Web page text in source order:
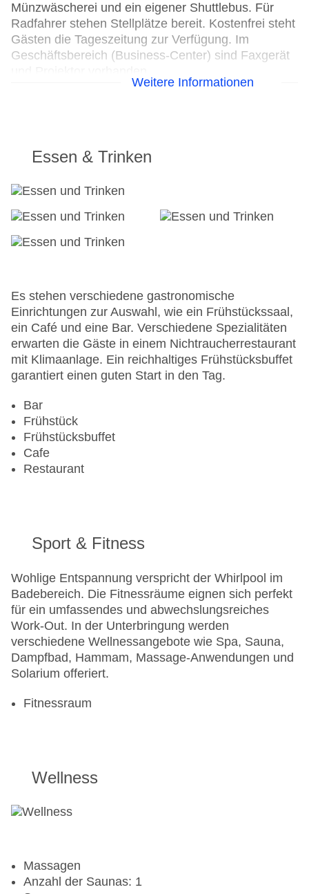
Münzwäscherei und ein eigener Shuttlebus. Für
Radfahrer stehen Stellplätze bereit. Kostenfrei steht
Gästen die Tageszeitung zur Verfügung. Im
Geschäftsbereich (Business-Center) sind Faxgerät
Check-out bis: 12:00:00
Konferenzraum
Hoteleröffnung: 1986
Hotelsafe
Letzte umfassende Renovierung: 2007
Haustiere
Haustiere auf Anfrage: gegen Gebühr
Zimmerservice
Gesamtanzahl der Stockwerke: 5
Gesamtanzahl der Zimmer: 47
Zahlungsarten: American Express, Diners Club,
Landeskategorie: 4 Sterne
Weitere Informationen
Essen & Trinken
Es stehen verschiedene gastronomische
Einrichtungen zur Auswahl, wie ein Frühstückssaal,
ein Café und eine Bar. Verschiedene Spezialitäten
erwarten die Gäste in einem Nichtraucherrestaurant
mit Klimaanlage. Ein reichhaltiges Frühstücksbuffet
garantiert einen guten Start in den Tag.
Bar
Frühstück
Frühstücksbuffet
Cafe
Restaurant
Sport & Fitness
Wohlige Entspannung verspricht der Whirlpool im
Badebereich. Die Fitnessräume eignen sich perfekt
für ein umfassendes und abwechslungsreiches
Work-Out. In der Unterbringung werden
verschiedene Wellnessangebote wie Spa, Sauna,
Dampfbad, Hammam, Massage-Anwendungen und
Solarium offeriert.
Fitnessraum
Wellness
Massagen
Anzahl der Saunas: 1